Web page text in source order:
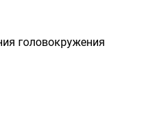
головокружения